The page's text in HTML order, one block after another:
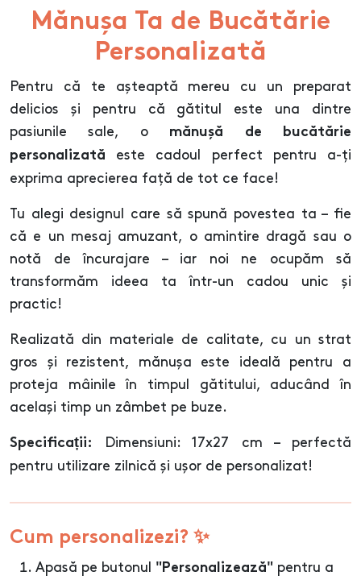
Mănușa Ta de Bucătărie
Personalizată
Pentru că te așteaptă mereu cu un preparat
delicios și pentru că gătitul este una dintre
pasiunile sale, o mănușă de bucătărie
personalizată este cadoul perfect pentru a-ți
exprima aprecierea față de tot ce face!
Tu alegi designul care să spună povestea ta – fie
că e un mesaj amuzant, o amintire dragă sau o
notă de încurajare – iar noi ne ocupăm să
transformăm ideea ta într-un cadou unic și
practic!
Realizată din materiale de calitate, cu un strat
gros și rezistent, mănușa este ideală pentru a
proteja mâinile în timpul gătitului, aducând în
același timp un zâmbet pe buze.
Specificații:
Dimensiuni: 17x27 cm – perfectă
pentru utilizare zilnică și ușor de personalizat!
Cum personalizezi? ✨
Apasă pe butonul "Personalizează" pentru a